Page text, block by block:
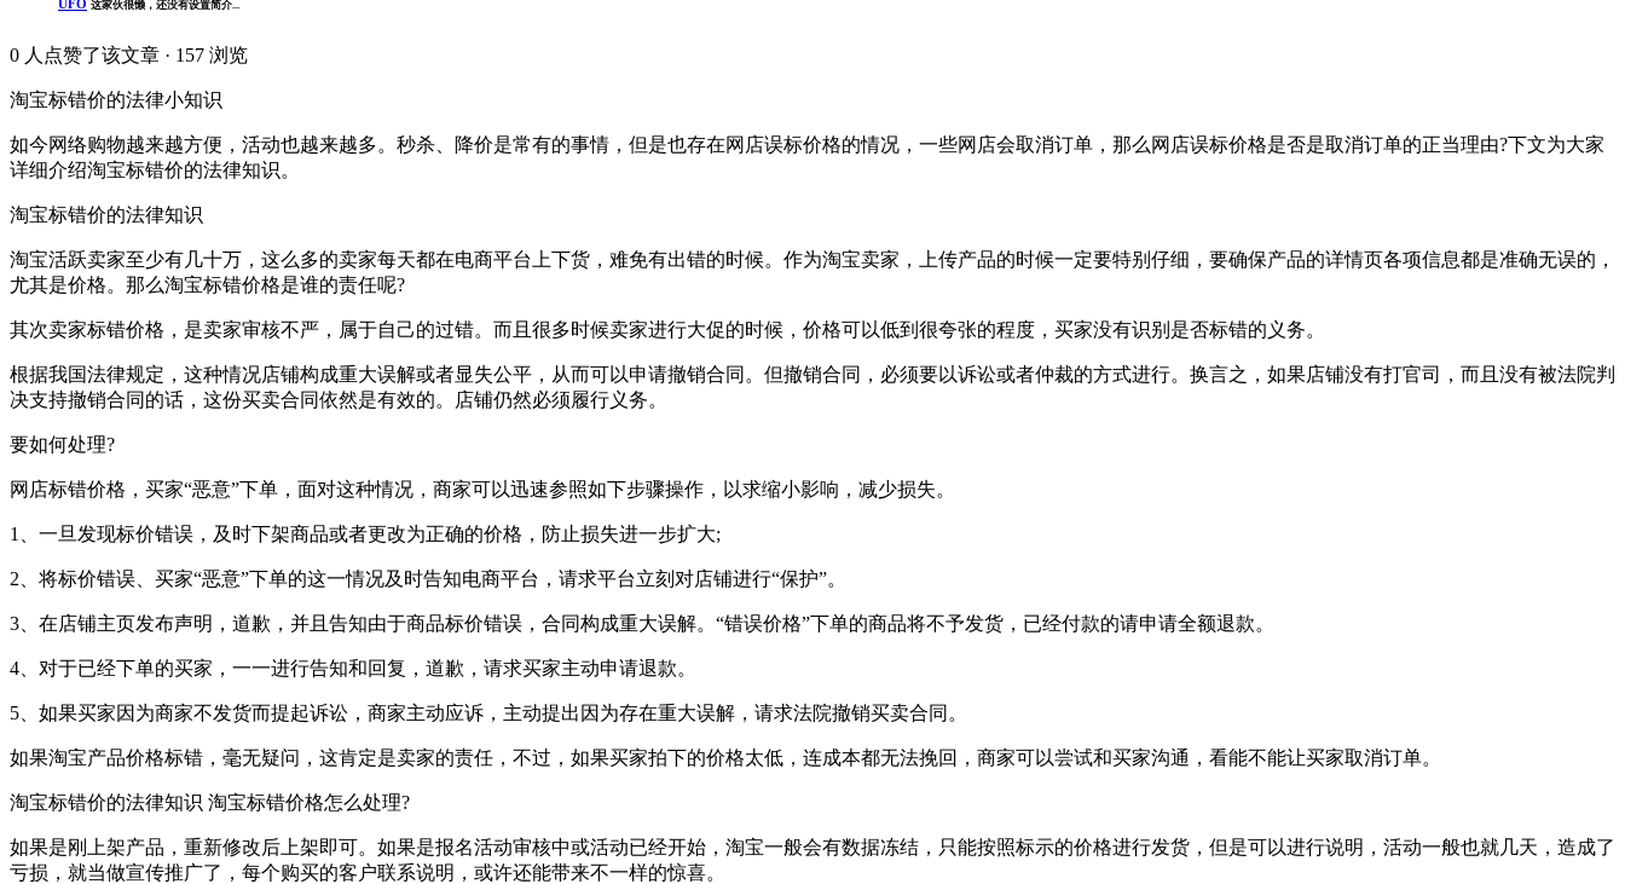
UFO 这家伙很懒，还没有设置简介...
0 人点赞了该文章 · 157 浏览
淘宝标错价的法律小知识
如今网络购物越来越方便，活动也越来越多。秒杀、降价是常有的事情，但是也存在网店误标价格的情况，一些网店会取消订单，那么网店误标价格是否是取消订单的正当理由?下文为大家
详细介绍淘宝标错价的法律知识。
淘宝标错价的法律知识
淘宝活跃卖家至少有几十万，这么多的卖家每天都在电商平台上下货，难免有出错的时候。作为淘宝卖家，上传产品的时候一定要特别仔细，要确保产品的详情页各项信息都是准确无误的，
尤其是价格。那么淘宝标错价格是谁的责任呢?
其次卖家标错价格，是卖家审核不严，属于自己的过错。而且很多时候卖家进行大促的时候，价格可以低到很夸张的程度，买家没有识别是否标错的义务。
根据我国法律规定，这种情况店铺构成重大误解或者显失公平，从而可以申请撤销合同。但撤销合同，必须要以诉讼或者仲裁的方式进行。换言之，如果店铺没有打官司，而且没有被法院判
决支持撤销合同的话，这份买卖合同依然是有效的。店铺仍然必须履行义务。
要如何处理?
网店标错价格，买家“恶意”下单，面对这种情况，商家可以迅速参照如下步骤操作，以求缩小影响，减少损失。
1、一旦发现标价错误，及时下架商品或者更改为正确的价格，防止损失进一步扩大;
2、将标价错误、买家“恶意”下单的这一情况及时告知电商平台，请求平台立刻对店铺进行“保护”。
3、在店铺主页发布声明，道歉，并且告知由于商品标价错误，合同构成重大误解。“错误价格”下单的商品将不予发货，已经付款的请申请全额退款。
4、对于已经下单的买家，一一进行告知和回复，道歉，请求买家主动申请退款。
5、如果买家因为商家不发货而提起诉讼，商家主动应诉，主动提出因为存在重大误解，请求法院撤销买卖合同。
如果淘宝产品价格标错，毫无疑问，这肯定是卖家的责任，不过，如果买家拍下的价格太低，连成本都无法挽回，商家可以尝试和买家沟通，看能不能让买家取消订单。
淘宝标错价的法律知识 淘宝标错价格怎么处理?
如果是刚上架产品，重新修改后上架即可。如果是报名活动审核中或活动已经开始，淘宝一般会有数据冻结，只能按照标示的价格进行发货，但是可以进行说明，活动一般也就几天，造成了
亏损，就当做宣传推广了，每个购买的客户联系说明，或许还能带来不一样的惊喜。